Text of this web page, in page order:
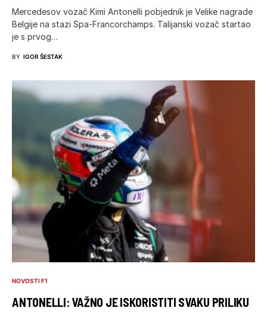
Mercedesov vozač Kimi Antonelli pobjednik je Velike nagrade
Belgije na stazi Spa-Francorchamps. Talijanski vozač startao
je s prvog…
BY IGOR ŠESTAK
NOVOSTI F1
ANTONELLI: VAŽNO JE ISKORISTITI SVAKU PRILIKU